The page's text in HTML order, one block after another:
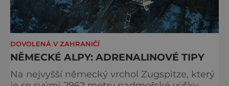
DOVOLENÁ V ZAHRANIČÍ
NĚMECKÉ ALPY: ADRENALINOVÉ TIPY
Na nejvyšší německý vrchol Zugspitze, který